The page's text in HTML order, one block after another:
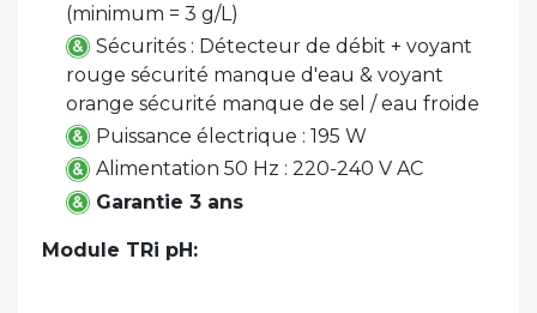
(minimum = 3 g/L)
Sécurités : Détecteur de débit + voyant
rouge sécurité manque d'eau & voyant
orange sécurité manque de sel / eau froide
Puissance électrique : 195 W
Alimentation 50 Hz : 220-240 V AC
Garantie 3 ans
Module TRi pH: